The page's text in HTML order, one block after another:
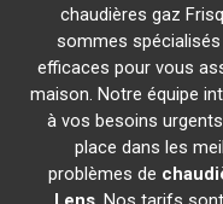
chaudières gaz
sommes
efficaces pour vous
maison. Notre équipe
à vos besoins
place dans les
problèmes de